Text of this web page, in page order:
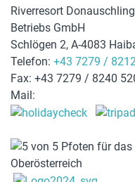
Riverresort
Betriebs GmbH
Schlögen 2, A-4083
Telefon: +43 7279 /
Fax: +43 7279 / 8240
Mail: